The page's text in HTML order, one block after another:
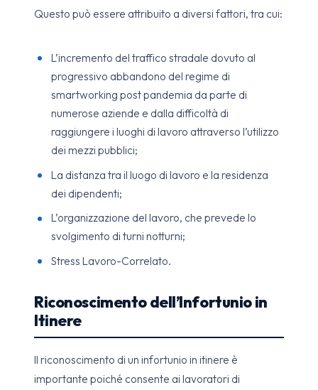
Questo può essere attribuito a diversi fattori, tra cui:
L’incremento del traffico stradale dovuto al
progressivo abbandono del regime di
smartworking post pandemia da parte di
numerose aziende e dalla difficoltà di
raggiungere i luoghi di lavoro attraverso l’utilizzo
dei mezzi pubblici;
La distanza tra il luogo di lavoro e la residenza
dei dipendenti;
L’organizzazione del lavoro, che prevede lo
svolgimento di turni notturni;
Stress Lavoro-Correlato.
Riconoscimento dell’Infortunio in
Itinere
Il riconoscimento di un infortunio in itinere è
importante poiché consente ai lavoratori di